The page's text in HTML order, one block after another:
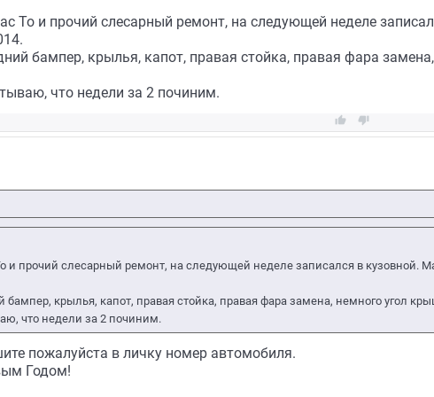
То и прочий слесарный ремонт, на следующей неделе
бампер, крылья, капот, правая стойка, правая фара
что недели за 2 починим.
 
и прочий слесарный ремонт, на следующей неделе записался в кузовной.
бампер, крылья, капот, правая стойка, правая фара замена, немного угол
что недели за 2 починим.
пожалуйста в личку номер автомобиля.
Годом!